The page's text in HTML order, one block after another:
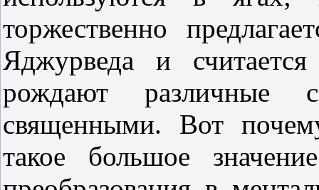
торжественно
Яджурведа и
рождают различные
священными. Вот
такое большое